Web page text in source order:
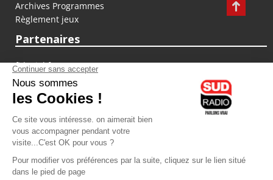
Archives Programmes
Règlement jeux
Partenaires
fiducial.fr
lyoncapitale.fr
olympique-et-lyonnais.com
L'application Iphone / Android
Téléchargez l'application